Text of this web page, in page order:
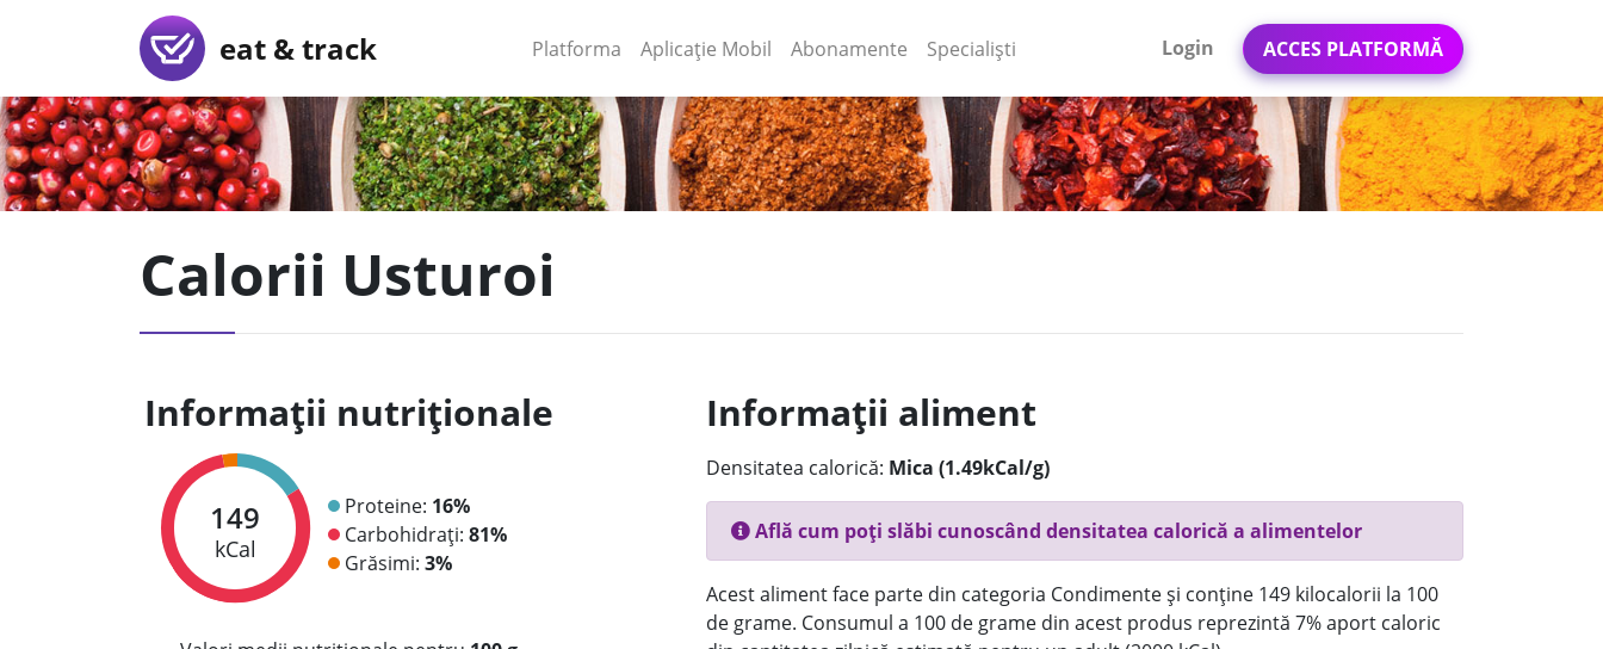
eat & track Platforma (current)
Aplicație Mobil (current)
Abonamente Specialiști Login ACCES PLATFORMĂ
Calorii Usturoi
Informații nutriționale
149
kCal
Proteine: 16%
Carbohidrați: 81%
Grăsimi: 3%
Informații aliment
Densitatea calorică: Mica (1.49kCal/g)
Află cum poți slăbi cunoscând densitatea calorică a alimentelor
Acest aliment face parte din categoria Condimente și conține 149 kilocalorii la 100
de grame. Consumul a 100 de grame din acest produs reprezintă 7% aport caloric